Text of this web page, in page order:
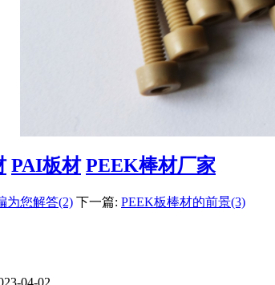
PAI板材 PEEK棒材厂家
为您解答(2) 下一篇: PEEK板棒材的前景(3)
04-02